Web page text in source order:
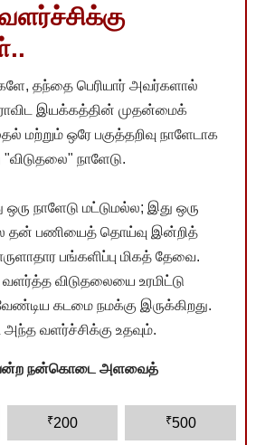
தந்தை பெரியார் அவர்களால்
இயக்கத்தின் முதன்மைக்
மற்றும் ஒரே பகுத்தறிவு நாளேடாக
"விடுதலை" நாளேடு.
நாளேடு மட்டுமல்ல; இது ஒரு
தன் பணியைத் தொய்வு இன்றித்
பங்களிப்பு மிகத் தேவை.
விடுதலையை உரமிட்டு
கடமை நமக்கு இருக்கிறது.
வளர்ச்சிக்கு உதவும்.
நன்கொடை அளவைத்
₹200 ₹500